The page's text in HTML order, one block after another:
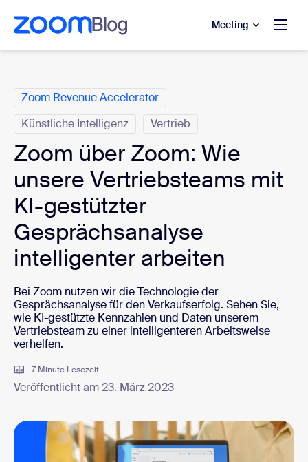
wechseln
Chat wechseln
Meeting
Zoom Revenue Accelerator
Künstliche Intelligenz
Vertrieb
Zoom über Zoom: Wie
unsere Vertriebsteams mit
KI-gestützter
Gesprächsanalyse
intelligenter arbeiten
Bei Zoom nutzen wir die Technologie der
Gesprächsanalyse für den Verkaufserfolg. Sehen Sie,
wie KI-gestützte Kennzahlen und Daten unserem
Vertriebsteam zu einer intelligenteren Arbeitsweise
verhelfen.
7 Minute Lesezeit
Veröffentlicht am 23. März 2023